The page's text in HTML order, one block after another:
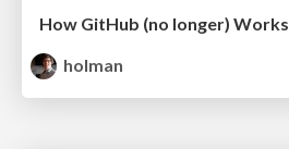
How GitHub (no longer) Works
holman